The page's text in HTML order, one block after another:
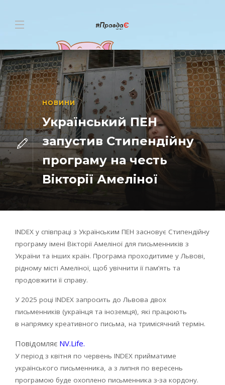
НОВИНИ
Український ПЕН
запустив Стипендійну
програму на честь
Вікторії Амеліної
INDEX у співпраці з Українським ПЕН засновує Стипендійну
програму імені Вікторії Амеліної для письменників з
України та інших країн. Програма проходитиме у Львові,
рідному місті Амеліної, щоб увічнити її пам’ять та
продовжити її справу.
У 2025 році INDEX запросить до Львова двох
письменників (українця та іноземця), які працюють
в напрямку креативного письма, на тримісячний термін.
Повідомляє NV.Life.
У період з квітня по червень INDEX прийматиме
українського письменника, а з липня по вересень
програмою буде охоплено письменника з-за кордону.